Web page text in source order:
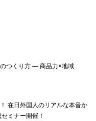
つくり方 ― 商品力×地域
在日外国人のリアルな本音か
ミナー開催！